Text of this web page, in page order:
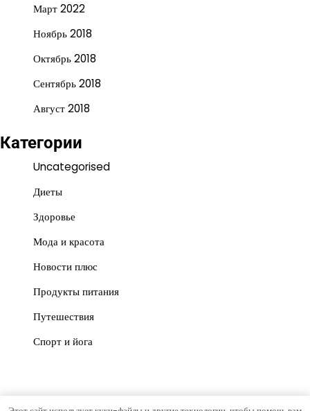
Март 2022
Ноябрь 2018
Октябрь 2018
Сентябрь 2018
Август 2018
Категории
Uncategorised
Диеты
Здоровье
Мода и красота
Новости плюс
Продукты питания
Путешествия
Спорт и йога